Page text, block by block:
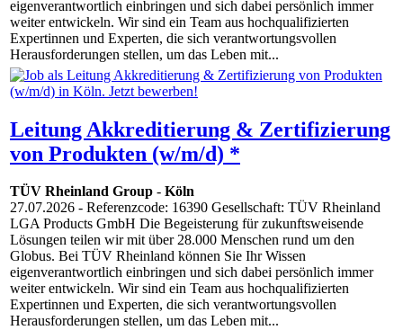
eigenverantwortlich einbringen und sich dabei persönlich immer
weiter entwickeln. Wir sind ein Team aus hochqualifizierten
Expertinnen und Experten, die sich verantwortungsvollen
Herausforderungen stellen, um das Leben mit...
Leitung Akkreditierung & Zertifizierung
von Produkten (w/m/d) *
TÜV Rheinland Group - Köln
27.07.2026 - Referenzcode: 16390 Gesellschaft: TÜV Rheinland
LGA Products GmbH Die Begeisterung für zukunftsweisende
Lösungen teilen wir mit über 28.000 Menschen rund um den
Globus. Bei TÜV Rheinland können Sie Ihr Wissen
eigenverantwortlich einbringen und sich dabei persönlich immer
weiter entwickeln. Wir sind ein Team aus hochqualifizierten
Expertinnen und Experten, die sich verantwortungsvollen
Herausforderungen stellen, um das Leben mit...